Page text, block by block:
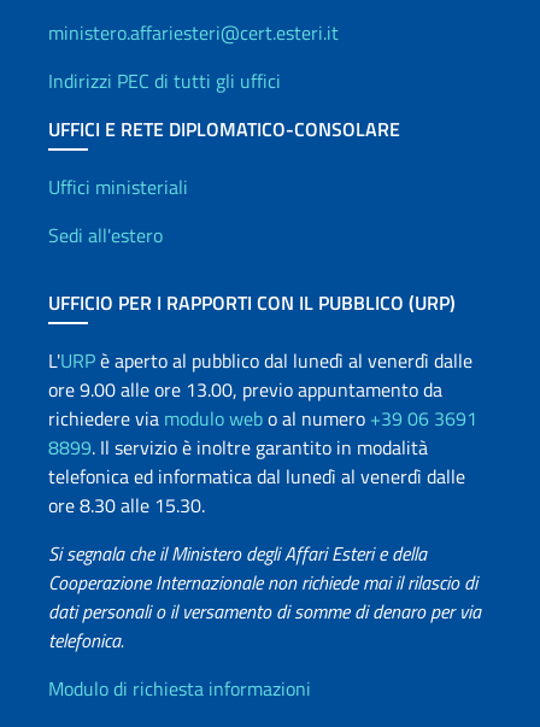
ministero.affariesteri@cert.esteri.it
Indirizzi PEC di tutti gli uffici
UFFICI E RETE DIPLOMATICO-CONSOLARE
Uffici e Rete diplomatica
Uffici ministeriali
Sedi all'estero
UFFICIO PER I RAPPORTI CON IL PUBBLICO (URP)
L'URPè aperto al pubblico dal lunedì al venerdì dalle
ore 9.00 alle ore 13.00, previo appuntamento da
richiedere via modulo webo al numero +39 06 3691
8899. Il servizio è inoltre garantito in modalità
telefonica ed informatica dal lunedì al venerdì dalle
ore 8.30 alle 15.30.
Si segnala che il Ministero degli Affari Esteri e della
Cooperazione Internazionale non richiede mai il rilascio di
dati personali o il versamento di somme di denaro per via
telefonica.
Info utili
Modulo di richiesta informazioni